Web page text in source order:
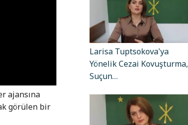
ajansına
görülen bir
Larisa Tuptsokova'ya
Yönelik Cezai Kovuşturma,
Suçun…